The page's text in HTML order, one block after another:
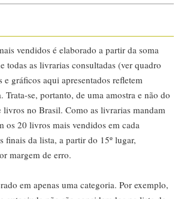
vendidos é elaborado a partir da soma
todas as livrarias consultadas (ver quadro
e gráficos aqui apresentados refletem
Trata-se, portanto, de uma amostra e não do
livros no Brasil. Como as livrarias mandam
os 20 livros mais vendidos em cada
finais da lista, a partir do 15º lugar,
margem de erro.
em apenas uma categoria. Por exemplo,